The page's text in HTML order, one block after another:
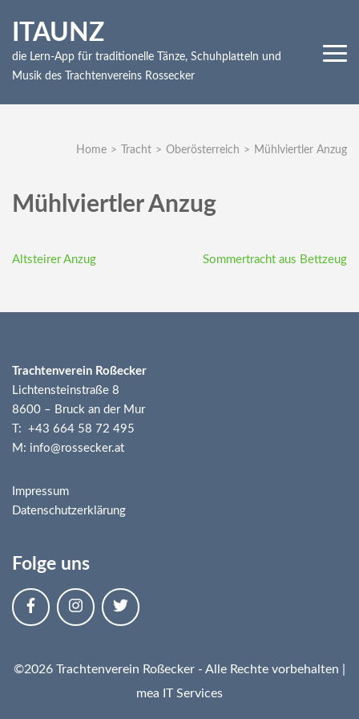
ITAUNZ
die Lern-App für traditionelle Tänze, Schuhplatteln und
Musik des Trachtenvereins Rossecker
Home > Tracht > Oberösterreich > Mühlviertler Anzug
Mühlviertler Anzug
Beitragsnavigation
Altsteirer Anzug Sommertracht aus Bettzeug
Trachtenverein Roßecker
Lichtensteinstraße 8
8600 – Bruck an der Mur
T: +43 664 58 72 495
M: info@rossecker.at
Impressum
Datenschutzerklärung
Folge uns
©2026 Trachtenverein Roßecker - Alle Rechte vorbehalten |
mea IT Services